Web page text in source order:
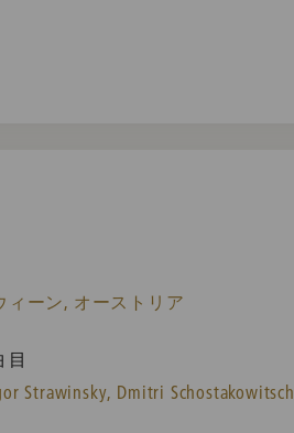
ィーン, オーストリア
目
Strawinsky, Dmitri Schostakowitsch